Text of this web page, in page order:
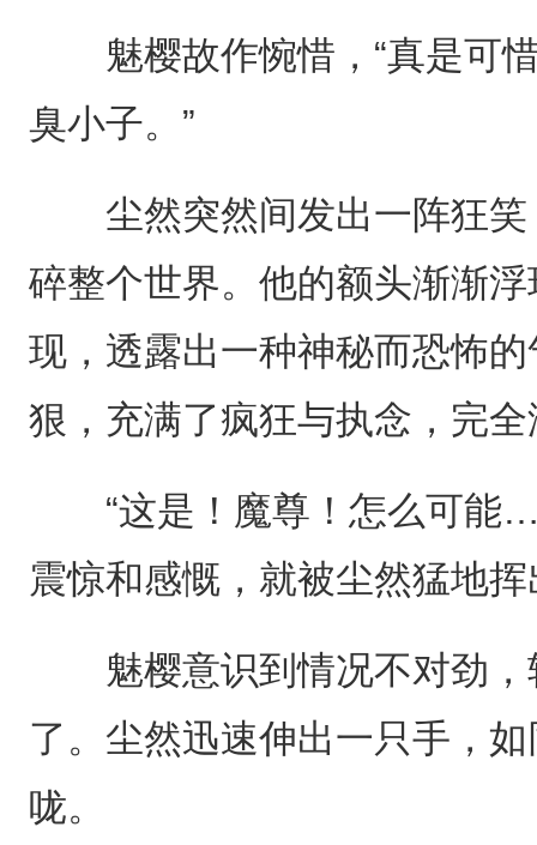
魅樱故作惋惜，“真是可惜
臭小子。”
尘然突然间发出一阵狂笑
碎整个世界。他的额头渐渐
现，透露出一种神秘而恐怖
狠，充满了疯狂与执念，完
“这是！魔尊！怎么可能
震惊和感慨，就被尘然猛地
魅樱意识到情况不对劲，
了。尘然迅速伸出一只手，
咙。